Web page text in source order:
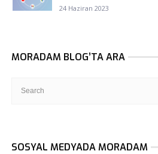
24 Haziran 2023
MORADAM BLOG’TA ARA
SOSYAL MEDYADA MORADAM